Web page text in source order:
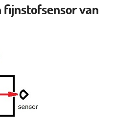
fijnstofsensor van